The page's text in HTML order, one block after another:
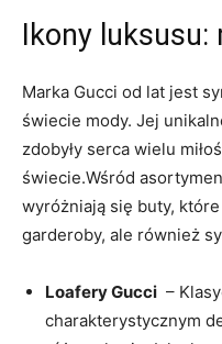
Ikony luksusu:
Marka Gucci od lat jest
świecie mody. Jej
zdobyły serca ⁢wielu
świecie.Wśród
wyróżniają się buty,
garderoby, ale również
Loafery ⁢Gucci
–
charakterystycznym